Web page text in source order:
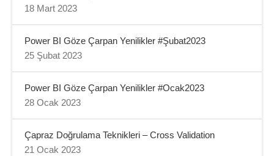
18 Mart 2023
Power BI Göze Çarpan Yenilikler #Şubat2023
25 Şubat 2023
Power BI Göze Çarpan Yenilikler #Ocak2023
28 Ocak 2023
Çapraz Doğrulama Teknikleri – Cross Validation
21 Ocak 2023